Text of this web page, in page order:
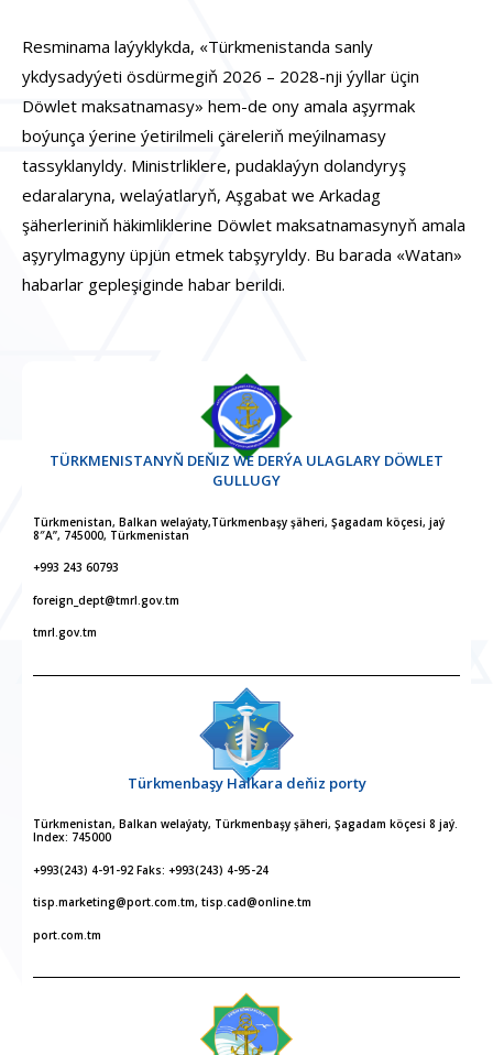
Resminama laýyklykda, «Türkmenistanda sanly
ykdysadyýeti ösdürmegiň 2026 – 2028-nji ýyllar üçin
Döwlet maksatnamasy» hem-de ony amala aşyrmak
boýunça ýerine ýetirilmeli çäreleriň meýilnamasy
tassyklanyldy. Ministrliklere, pudaklaýyn dolandyryş
edaralaryna, welaýatlaryň, Aşgabat we Arkadag
şäherleriniň häkimliklerine Döwlet maksatnamasynyň amala
aşyrylmagyny üpjün etmek tabşyryldy. Bu barada «Watan»
habarlar gepleşiginde habar berildi.
TÜRKMENISTANYŇ DEŇIZ WE DERÝA ULAGLARY DÖWLET
GULLUGY
Türkmenistan, Balkan welaýaty,Türkmenbaşy şäheri, Şagadam köçesi, jaý
8″A”, 745000, Türkmenistan
+993 243 60793
foreign_dept@tmrl.gov.tm
tmrl.gov.tm
Türkmenbaşy Halkara deňiz porty
Türkmenistan, Balkan welaýaty, Türkmenbaşy şäheri, Şagadam köçesi 8 jaý.
Index: 745000
+993(243) 4-91-92 Faks: +993(243) 4-95-24
tisp.marketing@port.com.tm, tisp.cad@online.tm
port.com.tm